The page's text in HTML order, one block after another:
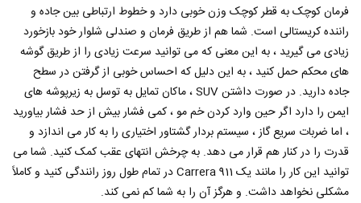
فرمان کوچک به قطر کوچک وزن خوبی دارد و خطوط ارتباطی بین جاده و
راننده کریستالی است. شما هم از طریق فرمان و صندلی شلوار خود بازخورد
زیادی می گیرید ، به این معنی که می توانید سرعت زیادی را از طریق گوشه
های محکم حمل کنید ، به این دلیل که احساس خوبی از گرفتن در سطح
جاده دارید. در صورت داشتن SUV ، ماکان تمایل به توسل به زیرپوشه های
ایمن را دارد اگر حین وارد کردن خم مو ، کمی فشار بیش از حد فشار بیاورید
، اما ضربات سریع گاز ، سیستم بردار گشتاور اختیاری را به کار می اندازد و
قدرت را در کنار هم قرار می دهد. به چرخش انتهای عقب کمک کنید. شما می
توانید این کار را مانند یک 911 Carrera در تمام طول روز رانندگی کنید و کاملاً
مشکلی نخواهد داشت. و هرگز آن را به شما کم نمی کند.